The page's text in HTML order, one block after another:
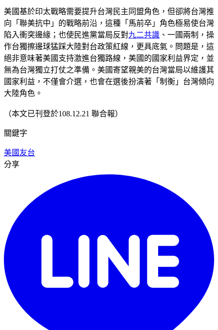
美國基於印太戰略需要提升台灣民主同盟角色，但卻將台灣推
向「聯美抗中」的戰略前沿，這種「馬前卒」角色極易使台灣
陷入衝突邊緣；也使民進黨當局反對九二共識 、一國兩制，操
作台獨擦邊球猛踩大陸對台政策紅線，更具底氣。問題是，這
絕非意味著美國支持激進台獨路線，美國的國家利益界定，並
無為台灣獨立打仗之準備。美國寄望親美的台灣當局以維護其
國家利益，不僅會介選，也會在選後扮演著「制衡」台灣傾向
大陸角色。
（本文已刊登於108.12.21 聯合報）
關鍵字
美國 友台
分享